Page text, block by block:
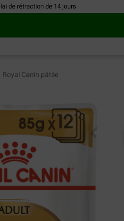
de rétraction de 14 jours
Royal Canin pâtée